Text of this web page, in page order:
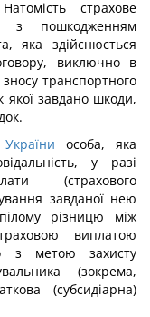
страхове
з пошкодженням
яка здійснюється
виключно в
транспортного
якої завдано шкоди,
особа, яка
у разі
(страхового
завданої нею
різницю між
виплатою
з метою захисту
(зокрема,
(субсидіарна)